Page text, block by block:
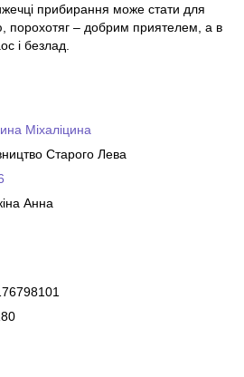
прибирання може стати для
порохотяг – добрим приятелем, а в
і безлад.
Міхаліцина
Старого Лева
Анна